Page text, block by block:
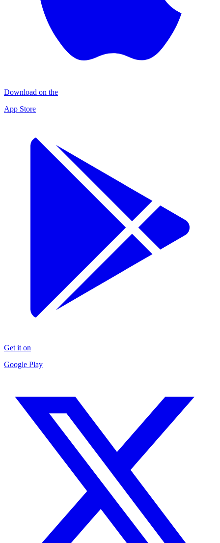
Download on the
App Store
Get it on
Google Play